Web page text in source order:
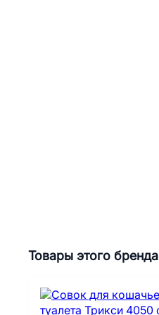
Товары этого бренда